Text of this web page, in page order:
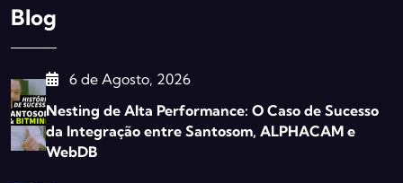
Blog
6 de Agosto, 2026
Nesting de Alta Performance: O Caso de Sucesso
da Integração entre Santosom, ALPHACAM e
WebDB